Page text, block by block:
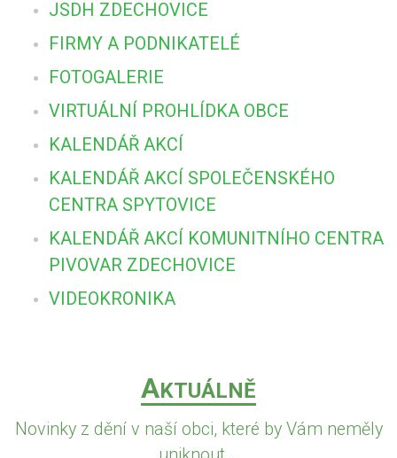
JSDH ZDECHOVICE
FIRMY A PODNIKATELÉ
FOTOGALERIE
VIRTUÁLNÍ PROHLÍDKA OBCE
KALENDÁŘ AKCÍ
KALENDÁŘ AKCÍ SPOLEČENSKÉHO
CENTRA SPYTOVICE
KALENDÁŘ AKCÍ KOMUNITNÍHO CENTRA
PIVOVAR ZDECHOVICE
VIDEOKRONIKA
AKTUÁLNĚ
Novinky z dění v naší obci, které by Vám neměly